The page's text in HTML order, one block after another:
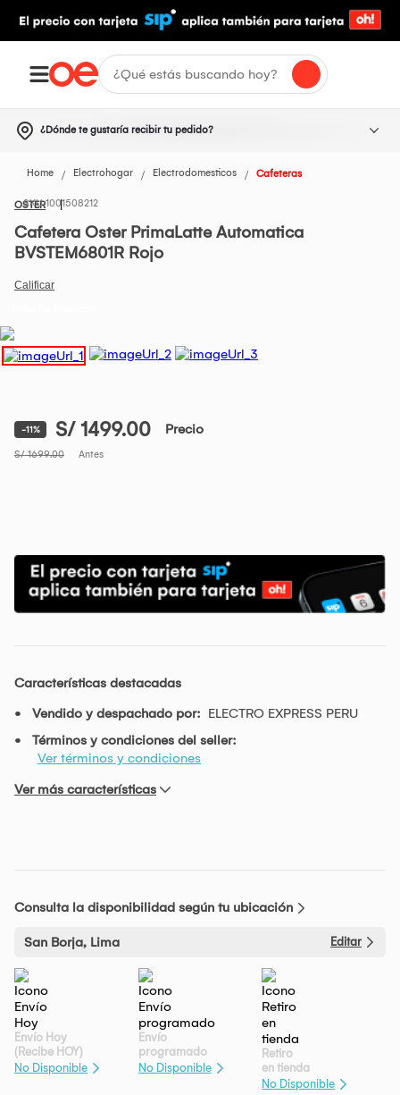
¿Dónde te gustaría recibir tu pedido?
Home Electrohogar Electrodomesticos Cafeteras
OSTER1001508212
Cafetera Oster PrimaLatte Automatica
BVSTEM6801R Rojo
-11% S/ 1499.00 Precio
S/ 1699.00 Antes
Características destacadas
Vendido y despachado por: ELECTRO EXPRESS PERU
Términos y condiciones del seller:
Ver términos y condiciones
Ver más características
Consulta la disponibilidad según tu ubicación
San Borja, Lima Editar
Envío Hoy
(Recibe HOY)
No Disponible
Envío
programado
No Disponible
Retiro
en tienda
No Disponible